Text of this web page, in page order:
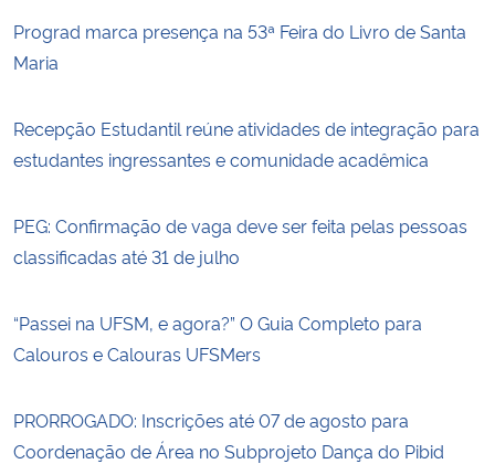
Prograd marca presença na 53ª Feira do Livro de Santa
Maria
Recepção Estudantil reúne atividades de integração para
estudantes ingressantes e comunidade acadêmica
PEG: Confirmação de vaga deve ser feita pelas pessoas
classificadas até 31 de julho
“Passei na UFSM, e agora?” O Guia Completo para
Calouros e Calouras UFSMers
PRORROGADO: Inscrições até 07 de agosto para
Coordenação de Área no Subprojeto Dança do Pibid